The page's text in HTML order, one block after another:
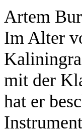
Artem
Im Alter
mit der
hat er